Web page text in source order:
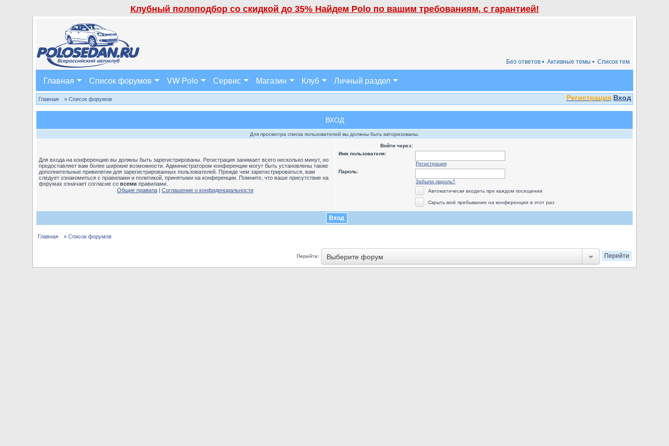
Клубный полоподбор со скидкой до 35% Найдем Polo по вашим требованиям, с гарантией!
Список тем
Активные темы •
Без ответов •
Главная Список форумов VW Polo Сервис Магазин Клуб Личный раздел
Регистрация Вход
Главная » Список форумов
ВХОД
Для просмотра списка пользователей вы должны быть авторизованы.
Для входа на конференцию вы должны быть зарегистрированы. Регистрация занимает всего несколько минут, но
предоставляет вам более широкие возможности. Администратором конференции могут быть установлены также
дополнительные привилегии для зарегистрированных пользователей. Прежде чем зарегистрироваться, вам
следует ознакомиться с правилами и политикой, принятыми на конференции. Помните, что ваше присутствие на
форумах означает согласие со всеми правилами.
Общие правила | Соглашение о конфиденциальности
Войти через:
Имя пользователя:
Регистрация
Пароль:
Забыли пароль?
Автоматически входить при каждом посещении
Скрыть моё пребывание на конференции в этот раз
Главная » Список форумов
Перейти: Выберите форум